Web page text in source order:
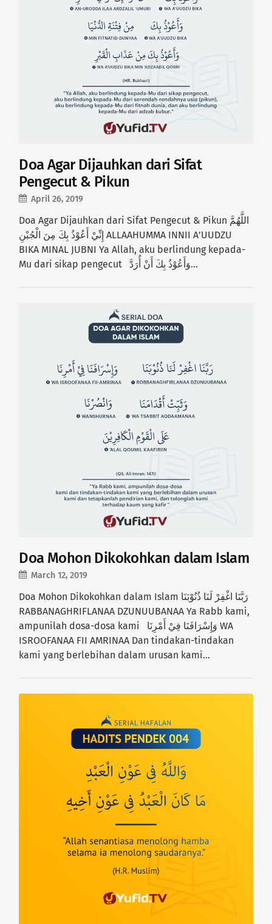
Doa Agar Dijauhkan dari Sifat
Pengecut & Pikun
April 26, 2019
Doa Agar Dijauhkan dari Sifat Pengecut & Pikun اللَّهُمَّ
إِنِّيْ أَعُوْذُ بِكَ مِنَ الْجُبْنِ ALLAAHUMMA INNII A’UUDZU
BIKA MINAL JUBNI Ya Allah, aku berlindung kepada-
Mu dari sikap pengecut وَأَعُوْذُ بِكَ أَنْ أُرَدَّ…
Doa Mohon Dikokohkan dalam Islam
March 12, 2019
Doa Mohon Dikokohkan dalam Islam رَبَّنَا اغْفِرْ لَنَا ذُنُوْبَنَا
RABBANAGHRIFLANAA DZUNUUBANAA Ya Rabb kami,
ampunilah dosa-dosa kami وَإِسْرَافَنَا فِيْ أَمْرِنَا WA
ISROOFANAA FII AMRINAA Dan tindakan-tindakan
kami yang berlebihan dalam urusan kami…